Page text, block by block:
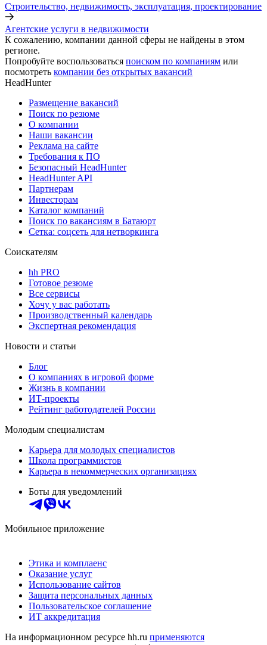
Строительство, недвижимость, эксплуатация, проектирование
Агентские услуги в недвижимости
К сожалению, компании данной сферы не найдены в этом
регионе.
Попробуйте воспользоваться поиском по компаниям или
посмотреть компании без открытых вакансий
HeadHunter
Размещение вакансий
Поиск по резюме
О компании
Наши вакансии
Реклама на сайте
Требования к ПО
Безопасный HeadHunter
HeadHunter API
Партнерам
Инвесторам
Каталог компаний
Поиск по вакансиям в Батаюрт
Сетка: соцсеть для нетворкинга
Соискателям
hh PRO
Готовое резюме
Все сервисы
Хочу у вас работать
Производственный календарь
Экспертная рекомендация
Новости и статьи
Блог
О компаниях в игровой форме
Жизнь в компании
ИТ-проекты
Рейтинг работодателей России
Молодым специалистам
Карьера для молодых специалистов
Школа программистов
Карьера в некоммерческих организациях
Боты для уведомлений
Мобильное приложение
Этика и комплаенс
Оказание услуг
Использование сайтов
Защита персональных данных
Пользовательское соглашение
ИТ аккредитация
На информационном ресурсе hh.ru применяются